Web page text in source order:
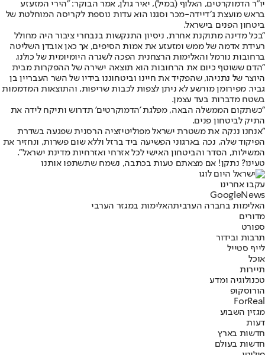
יו״ר הדמוקרטים, האלוף (במיל), יאיר גולן, אמר הבוקר: "הירי המזעזע
בראש מועצת ג׳דיידה-מכר וסגנו הוא עדות נוספת לקריסה המוחלטת של
ביטחון הפנים בישראל.
‏"בכל מדינה מתוקנת אחרת, ניסיון התנקשות בנבחרי ציבור היה מחולל
רעידת אדמה של ממש ומזעזע את אמות הסיפים, אך כאן אובדן השליטה
ברחובות נורמל והאלימות הרצחנית הפכה לשגרה היומיומית של כולנו.
‏"הדם ששוטף כיום את הרחובות הוא תוצאה ישירה של ההפקרות מבית
היוצר של נתניהו, שהפקיד את חיינו וביטחוננו בידיו של השר העבריין בן
גביר. מפירומן מורשע לא ניתן לצפות לכבות שריפות, והתוצאות המדממות
בשטח מדברות בעד עצמן.
‏"כשתקום הממשלה הבאה, מפלגת 'הדמוקרטים' תדרוש ותיקח לידה את
התיק לביטחון פנים.
‏"אנחנו ננקה את משטרת ישראל מפוליטיזציה הרסנית שפגעה בשדרת
הפיקוד שלה, נכה בארגוני הפשיעה ביד ברזל וללא שום פשרות, ונחזיר את
המשילות, הסדר והביטחון האישי לכל אזרחי ואזרחיות מדינת ישראל".
טעינו? נתקן! אם מצאתם טעות בכתבה, נשמח שתשתפו אותנו
עקבו אחרינו
Googl eNews
האלימות בחברה הערביתהאלימות במגזר הערבי
מדורים
ספורט
תרבות ובידור
לייף סטייל
אוכל
תיירות
טכנולוגיה ומדע
הורוסקופ
ForReal
מגזין השבוע
דעות
חדשות בארץ
חדשות בעולם